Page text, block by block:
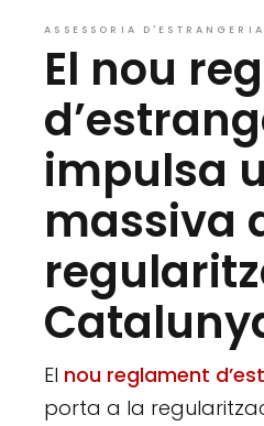
ASSESSORIA D'ESTRANGERIA
El nou
impulsa
massiva
El nou reglament
porta a la